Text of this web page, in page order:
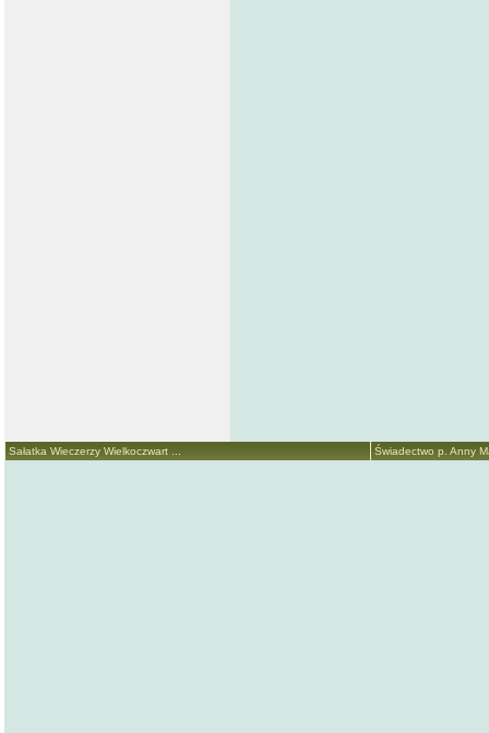
Sałatka Wieczerzy Wielkoczwart ... Świadectwo p. Anny